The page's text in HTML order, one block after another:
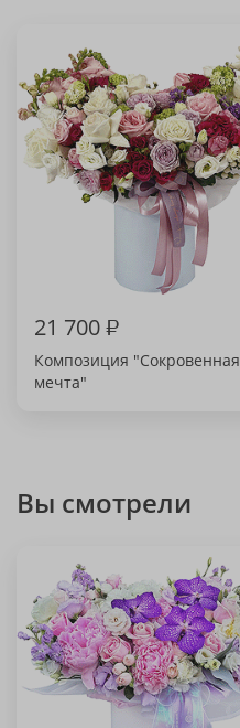
21 700₽
Композиция "Сокровенная
мечта"
Вы смотрели